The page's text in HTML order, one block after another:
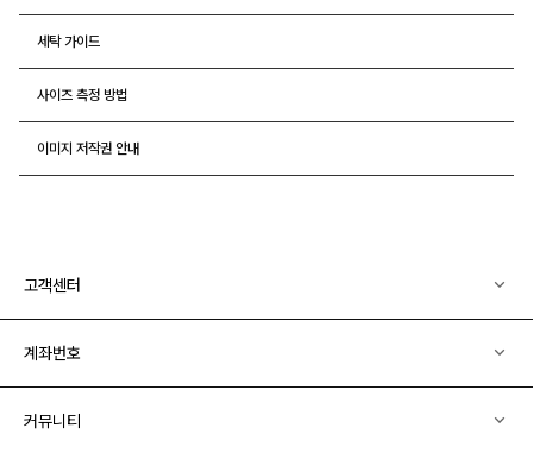
세탁 가이드
사이즈 측정 방법
이미지 저작권 안내
고객센터
계좌번호
커뮤니티